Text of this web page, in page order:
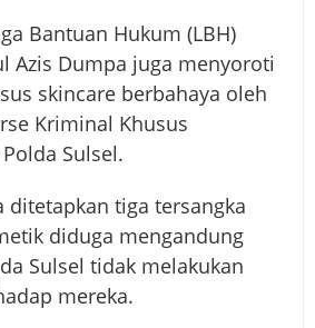
Bantuan Hukum (LBH)
Azis Dumpa juga menyoroti
skincare berbahaya oleh
Kriminal Khusus
Sulsel.
ditetapkan tiga tersangka
diduga mengandung
Sulsel tidak melakukan
mereka.